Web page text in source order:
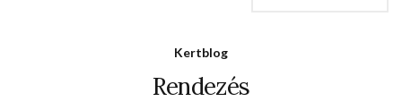
Kertblog
Rendezés